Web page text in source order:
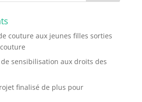
couture aux jeunes filles sorties
sensibilisation aux droits des
finalisé de plus pour